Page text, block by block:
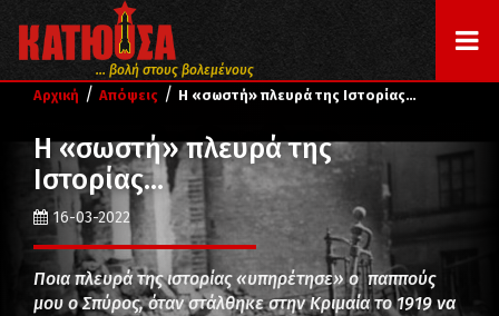
... βολή στους βολεμένους
Αρχική / Απόψεις / Η «σωστή» πλευρά της Ιστορίας…
Η «σωστή» πλευρά της
Ιστορίας…
16-03-2022
Ποια πλευρά της ιστορίας «υπηρέτησε» ο παππούς
μου ο Σπύρος, όταν στάλθηκε στην Κριμαία το 1919 να